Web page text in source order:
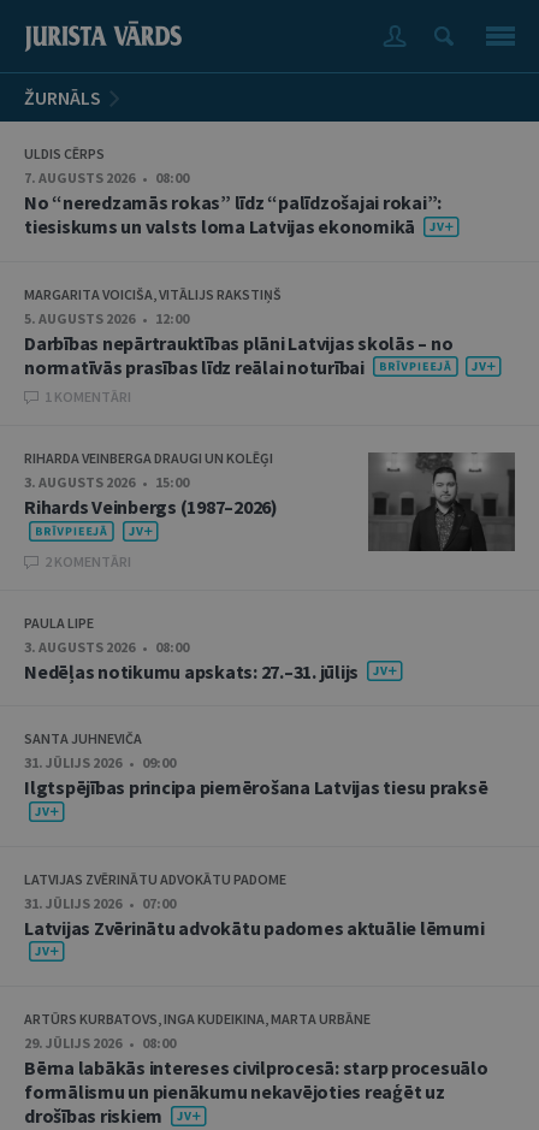
ŽURNĀLS
ULDIS CĒRPS
7. AUGUSTS 2026 • 08:00
No “neredzamās rokas” līdz “palīdzošajai rokai”:
tiesiskums un valsts loma Latvijas ekonomikā
MARGARITA VOICIŠA, VITĀLIJS RAKSTIŅŠ
5. AUGUSTS 2026 • 12:00
Darbības nepārtrauktības plāni Latvijas skolās – no
normatīvās prasības līdz reālai noturībai
1 KOMENTĀRI
RIHARDA VEINBERGA DRAUGI UN KOLĒĢI
3. AUGUSTS 2026 • 15:00
Rihards Veinbergs (1987–2026)
2 KOMENTĀRI
PAULA LIPE
3. AUGUSTS 2026 • 08:00
Nedēļas notikumu apskats: 27.–31. jūlijs
SANTA JUHNEVIČA
31. JŪLIJS 2026 • 09:00
Ilgtspējības principa piemērošana Latvijas tiesu praksē
LATVIJAS ZVĒRINĀTU ADVOKĀTU PADOME
31. JŪLIJS 2026 • 07:00
Latvijas Zvērinātu advokātu padomes aktuālie lēmumi
ARTŪRS KURBATOVS, INGA KUDEIKINA, MARTA URBĀNE
29. JŪLIJS 2026 • 08:00
Bērna labākās intereses civilprocesā: starp procesuālo
formālismu un pienākumu nekavējoties reaģēt uz
drošības riskiem